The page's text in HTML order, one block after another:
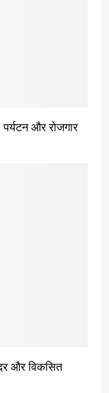
और रोजगार
और विकसित